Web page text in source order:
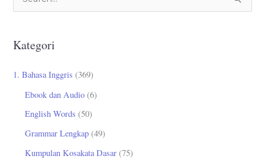
i
u
Kategori
1. Bahasa Inggris (369)
Ebook dan Audio (6)
English Words (50)
Grammar Lengkap (49)
Kumpulan Kosakata Dasar (75)